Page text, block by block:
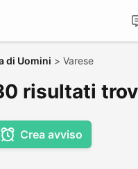
di Uomini > Varese
risultati
Crea avviso